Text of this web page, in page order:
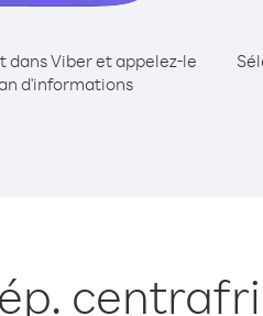
dans Viber et appelez-le
d'informations